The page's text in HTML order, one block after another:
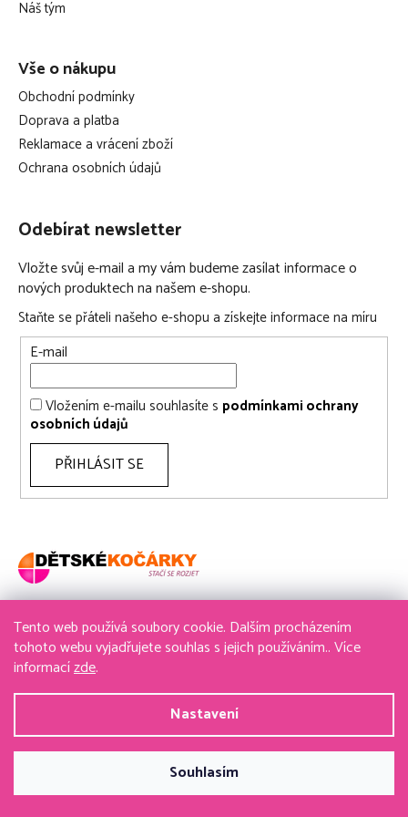
Tento web používá soubory cookie. Dalším procházením
tohoto webu vyjadřujete souhlas s jejich používáním.. Více
informacízde.
Nastavení
Souhlasím
speciální textura na spodní straně zajišťuje stabilitu a
složení během pár sekund do kompaktního tvaru
díky přenosné tašce ji můžete pohodlně vzít kamkoliv s
sebou
materiál - netoxická pěna, bezpečná pro děti
praktická taška na přenášení
Náš tým
Vše o nákupu
Obchodní podmínky
Doprava a platba
Reklamace a vrácení zboží
Ochrana osobních údajů
Odebírat newsletter
Vložte svůj e-mail a my vám budeme zasílat informace o
nových produktech na našem e-shopu.
Staňte se přáteli našeho e-shopu a získejte informace na míru
E-mail
Vložením e-mailu souhlasíte s podmínkami ochrany
osobních údajů
PŘIHLÁSIT SE
736 611 204
obchod@detske-kocarky.cz
Vytvořil Shoptet&PekneWeby
detske-kocarky.cz. Všechna práva
vyhrazena.